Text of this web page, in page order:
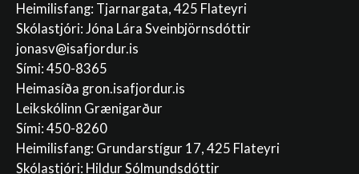
Heimilisfang: Tjarnargata, 425 Flateyri
Skólastjóri: Jóna Lára Sveinbjörnsdóttir
jonasv@isafjordur.is
Sími: 450-8365
Heimasíða gron.isafjordur.is
Leikskólinn Grænigarður
Sími: 450-8260
Heimilisfang: Grundarstígur 17, 425 Flateyri
Skólastjóri: Hildur Sólmundsdóttir